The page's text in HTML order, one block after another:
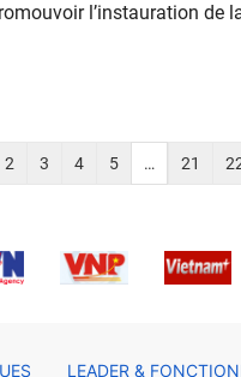
l’instauration de
2 3 4 5 … 21
LEADER &